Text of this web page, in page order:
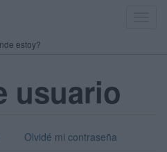
estoy?
usuario
Olvidé mi contraseña